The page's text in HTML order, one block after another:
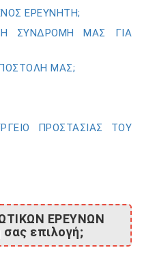
ΕΡΕΥΝΗΤΗ;
Η ΣΥΝΔΡΟΜΗ ΜΑΣ ΓΙΑ
ΜΑΣ;
ΠΡΟΣΤΑΣΙΑΣ ΤΟΥ
ΕΡΕΥΝΩΝ
επιλογή;